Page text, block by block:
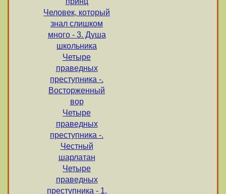
Человек, который
знал слишком
много - 3. Душа
школьника
Четыре
праведных
преступника -.
Восторженный
вор
Четыре
праведных
преступника -.
Честный
шарлатан
Четыре
праведных
преступника - 1.